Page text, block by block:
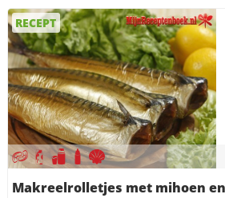
RECEPT
Makreelrolletjes met mihoen